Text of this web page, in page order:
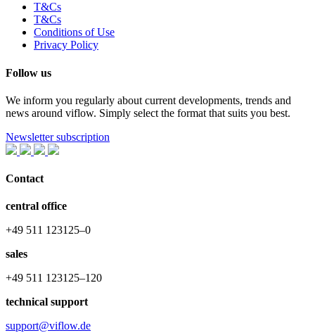
T&Cs
T&Cs
Conditions of Use
Privacy Policy
Follow us
We inform you regularly about current developments, trends and
news around viflow. Simply select the format that suits you best.
Newsletter subscription
Contact
central office
+49 511 123125–0
sales
+49 511 123125–120
technical support
support@viflow.de